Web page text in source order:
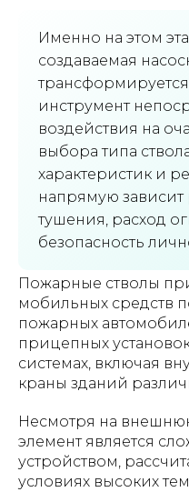
Именно на этом
создаваемая
инструмент
воздействия на
выбора типа
характеристик и
напрямую зависит
тушения, расход
безопасность
Пожарные стволы
мобильных средств
пожарных
прицепных
системах, включая
краны зданий
Несмотря на
элемент является
устройством,
условиях высоких